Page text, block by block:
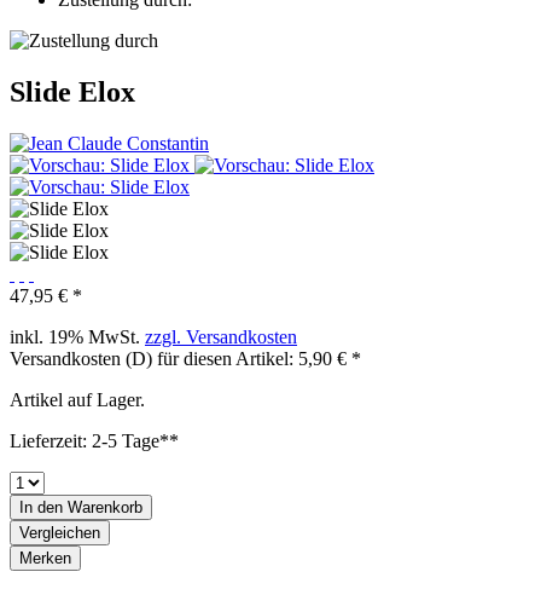
Slide Elox
47,95 € *
inkl. 19% MwSt. zzgl. Versandkosten
Versandkosten (D) für diesen Artikel: 5,90 € *
Artikel auf Lager.
Lieferzeit: 2-5 Tage**
In den Warenkorb
Vergleichen
Merken